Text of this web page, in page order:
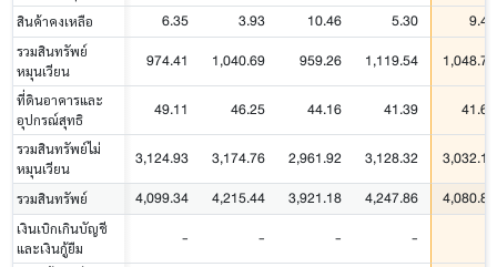
สินค้าคงเหลือ
6.35 3.93 10.46 5.30 9.43
รวมสินทรัพย์
หมุนเวียน
974.41 1,040.69 959.26 1,119.54 1,048.73
ที่ดินอาคารและ
อุปกรณ์สุทธิ
49.11 46.25 44.16 41.39 41.69
รวมสินทรัพย์ไม่
หมุนเวียน
3,124.93 3,174.76 2,961.92 3,128.32 3,032.14
รวมสินทรัพย์ 4,099.34 4,215.44 3,921.18 4,247.86 4,080.87
เงินเบิกเกินบัญชี
และเงินกู้ยืม
- - - -